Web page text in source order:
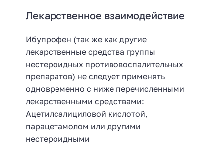
Лекарственное взаимодействие
Ибупрофен (так же как другие
лекарственные средства группы
нестероидных противовоспалительных
препаратов) не следует применять
одновременно с ниже перечисленными
лекарственными средствами:
Ацетилсалициловой кислотой,
парацетамолом или другими
нестероидными